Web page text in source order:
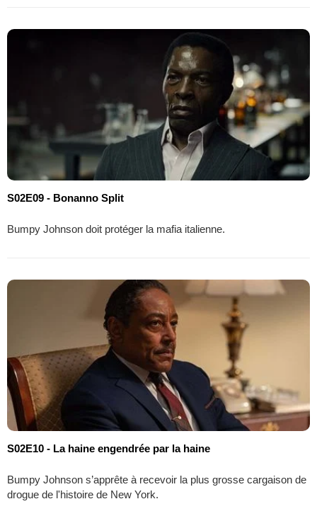
S02E09 - Bonanno Split
Bumpy Johnson doit protéger la mafia italienne.
S02E10 - La haine engendrée par la haine
Bumpy Johnson s’apprête à recevoir la plus grosse cargaison de
drogue de l'histoire de New York.